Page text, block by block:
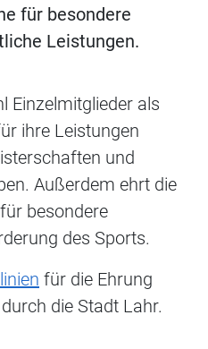
für besondere
Leistungen.
Einzelmitglieder als
ihre Leistungen
und
Außerdem ehrt die
besondere
des Sports.
für die Ehrung
die Stadt Lahr.